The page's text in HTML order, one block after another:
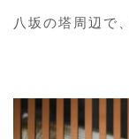
八坂の塔周辺で